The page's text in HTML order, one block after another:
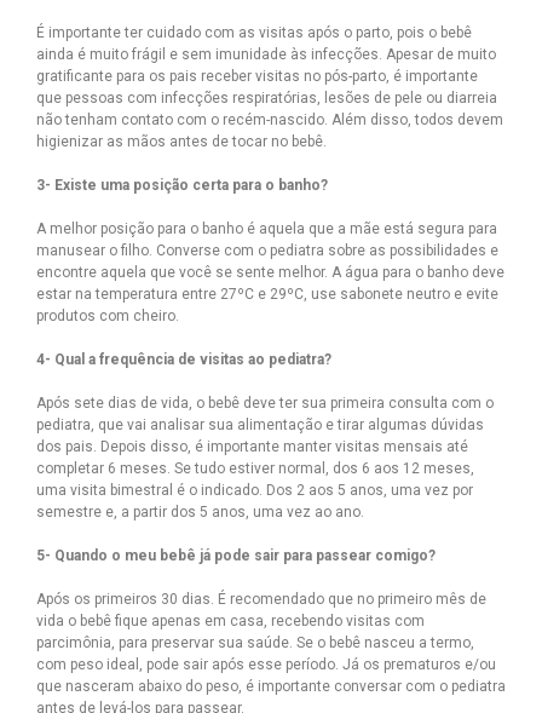
É importante ter cuidado com as visitas após o parto, pois o bebê
ainda é muito frágil e sem imunidade às infecções. Apesar de muito
gratificante para os pais receber visitas no pós-parto, é importante
que pessoas com infecções respiratórias, lesões de pele ou diarreia
não tenham contato com o recém-nascido. Além disso, todos devem
higienizar as mãos antes de tocar no bebê.
3- Existe uma posição certa para o banho?
A melhor posição para o banho é aquela que a mãe está segura para
manusear o filho. Converse com o pediatra sobre as possibilidades e
encontre aquela que você se sente melhor. A água para o banho deve
estar na temperatura entre 27ºC e 29ºC, use sabonete neutro e evite
produtos com cheiro.
4- Qual a frequência de visitas ao pediatra?
Após sete dias de vida, o bebê deve ter sua primeira consulta com o
pediatra, que vai analisar sua alimentação e tirar algumas dúvidas
dos pais. Depois disso, é importante manter visitas mensais até
completar 6 meses. Se tudo estiver normal, dos 6 aos 12 meses,
uma visita bimestral é o indicado. Dos 2 aos 5 anos, uma vez por
semestre e, a partir dos 5 anos, uma vez ao ano.
5- Quando o meu bebê já pode sair para passear comigo?
Após os primeiros 30 dias. É recomendado que no primeiro mês de
vida o bebê fique apenas em casa, recebendo visitas com
parcimônia, para preservar sua saúde. Se o bebê nasceu a termo,
com peso ideal, pode sair após esse período. Já os prematuros e/ou
que nasceram abaixo do peso, é importante conversar com o pediatra
antes de levá-los para passear.